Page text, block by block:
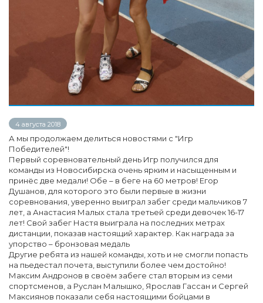
4 августа 2018
А мы продолжаем делиться новостями с "Игр
Победителей"!
Первый соревновательный день Игр получился для
команды из Новосибирска очень ярким и насыщенным и
принёс две медали! Обе – в беге на 60 метров! Егор
Душанов, для которого это были первые в жизни
соревнования, уверенно выиграл забег среди мальчиков 7
лет, а Анастасия Малых стала третьей среди девочек 16-17
лет! Свой забег Настя выиграла на последних метрах
дистанции, показав настоящий характер. Как награда за
упорство – бронзовая медаль
Другие ребята из нашей команды, хоть и не смогли попасть
на пьедестал почета, выступили более чем достойно!
Максим Андронов в своём забеге стал вторым из семи
спортсменов, а Руслан Малышко, Ярослав Гассан и Сергей
Максиянов показали себя настоящими бойцами в